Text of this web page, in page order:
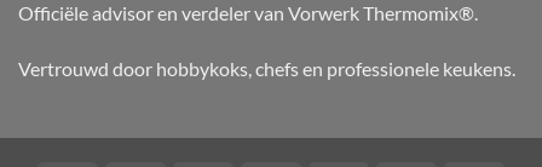
Officiële advisor en verdeler van Vorwerk Thermomix®.
Vertrouwd door hobbykoks, chefs en professionele keukens.